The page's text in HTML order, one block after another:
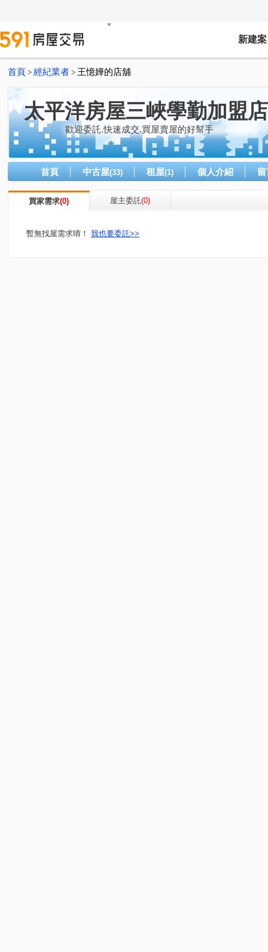
新建案
首頁 > 經紀業者 > 王憶嬅的店舖
太平洋房屋三峽學勤加盟店
歡迎委託.快速成交.買屋賣屋的好幫手
首頁 中古屋(33) 租屋(1) 個人介紹
買家需求(0) 屋主委託(0)
暫無找屋需求唷！ 我也要委託>>